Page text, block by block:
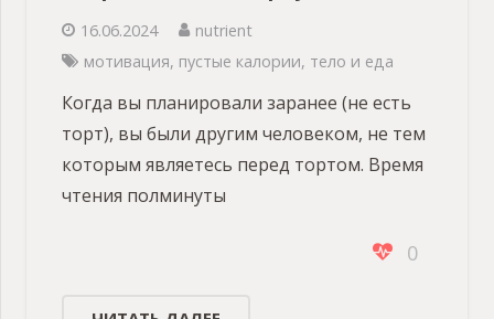
16.06.2024
nutrient
мотивация, пустые калории, тело и еда
Когда вы планировали заранее (не есть
торт), вы были другим человеком, не тем
которым являетесь перед тортом. Время
чтения полминуты
0